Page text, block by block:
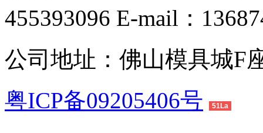
455393096 E-mail：
公司地址：佛山模具城F
粤ICP备09205406号
51La